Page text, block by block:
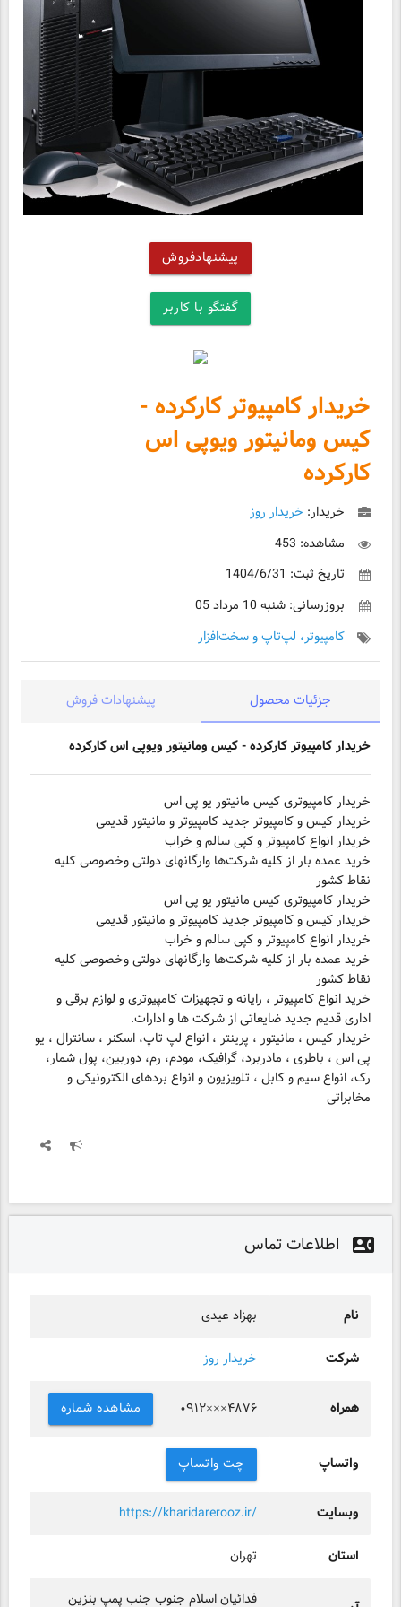
پیشنهادفروش
گفتگو با کاربر
خریدار کامپیوتر کارکرده -
کیس ومانیتور ویوپی اس
کارکرده
خریدار: خریدار روز
مشاهده: 453
تاریخ ثبت: 1404/6/31
بروزرسانی: شنبه 10 مرداد 05
کامپیوتر، لپ‌تاپ و سخت‌افزار
جزئیات محصول پیشنهادات فروش
خریدار کامپیوتر کارکرده - کیس ومانیتور ویوپی اس کارکرده
خرید عمده بار از کلیه شرکت‌ها وارگانهای دولتی وخصوصی کلیه
خرید عمده بار از کلیه شرکت‌ها وارگانهای دولتی وخصوصی کلیه
خرید انواع کامپیوتر ، رایانه و تجهیزات کامپیوتری و لوازم برقی و
خریدار کیس ، مانیتور ، پرینتر ، انواع لپ تاپ، اسکنر ، سانترال ، یو
پی اس ، باطری ، مادربرد، گرافیک، مودم، رم، دوربین، پول شمار،
رک، انواع سیم و کابل ، تلویزیون و انواع بردهای الکترونیکی و
مخابراتی
contact_phone اطلاعات تماس
نام بهزاد عیدی
شرکت خریدار روز
همراه ۰۹۱۲×××۴۸۷۶ مشاهده شماره
واتساپ چت واتساپ
وبسایت https://kharidarerooz.ir/
استان تهران
فدائیان اسلام جنوب جنب پمپ بنزین